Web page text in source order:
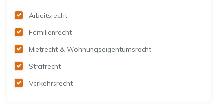
Arbeitsrecht
Familienrecht
Mietrecht & Wohnungseigentumsrecht
Strafrecht
Verkehrsrecht